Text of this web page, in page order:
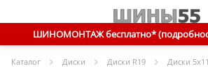
ШИНОМОНТАЖ бесплатно*
Каталог Диски Диски R19 Диски